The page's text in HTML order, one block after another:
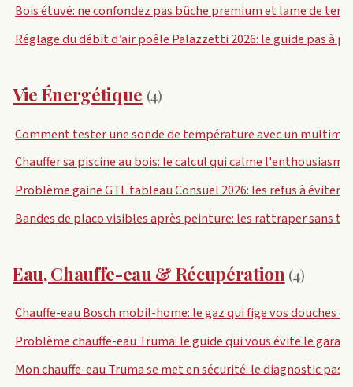
Bois étuvé: ne confondez pas bûche premium et lame de
Réglage du débit d’air poêle Palazzetti 2026: le guide pas à
Vie Énergétique (4)
Comment tester une sonde de température avec un
Chauffer sa piscine au bois: le calcul qui calme l'enthousiasme
Problème gaine GTL tableau Consuel 2026: les refus à éviter
Bandes de placo visibles après peinture: les rattraper sans
Eau, Chauffe-eau & Récupération (4)
Chauffe-eau Bosch mobil-home: le gaz qui fige vos douches
Problème chauffe-eau Truma: le guide qui vous évite le
Mon chauffe-eau Truma se met en sécurité: le diagnostic pas